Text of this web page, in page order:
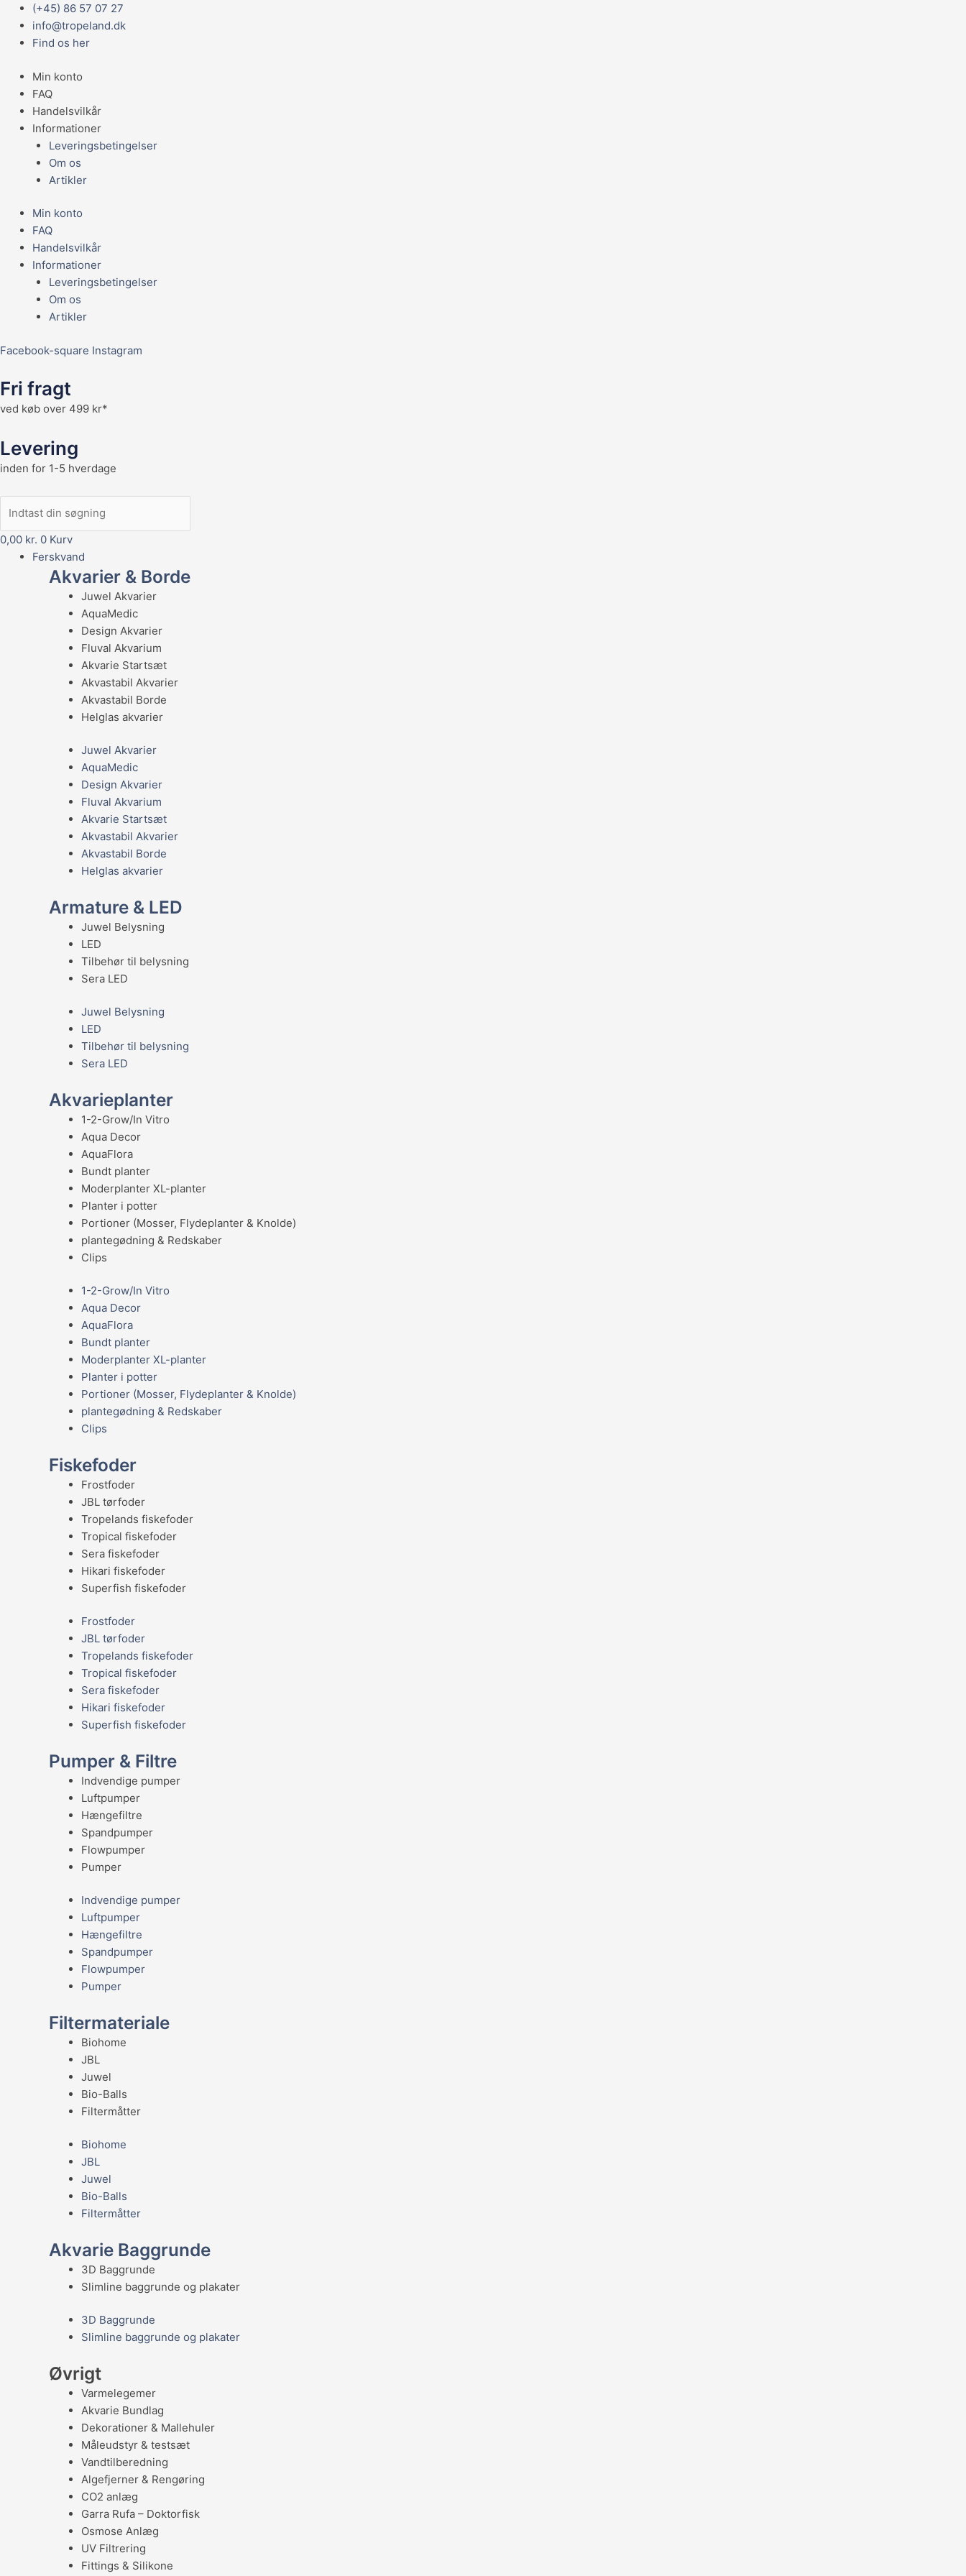
indholdet
(+45) 86 57 07 27
info@tropeland.dk
Find os her
Min konto
FAQ
Handelsvilkår
Informationer
Leveringsbetingelser
Om os
Artikler
Min konto
FAQ
Handelsvilkår
Informationer
Leveringsbetingelser
Om os
Artikler
Facebook-square Instagram
Fri fragt
ved køb over 499 kr*
Levering
inden for 1-5 hverdage
0,00 kr. 0 Kurv
Main
Menu
Ferskvand
Akvarier & Borde
Juwel Akvarier
AquaMedic
Design Akvarier
Fluval Akvarium
Akvarie Startsæt
Akvastabil Akvarier
Akvastabil Borde
Helglas akvarier
Juwel Akvarier
AquaMedic
Design Akvarier
Fluval Akvarium
Akvarie Startsæt
Akvastabil Akvarier
Akvastabil Borde
Helglas akvarier
Armature & LED
Juwel Belysning
LED
Tilbehør til belysning
Sera LED
Juwel Belysning
LED
Tilbehør til belysning
Sera LED
Akvarieplanter
1-2-Grow/In Vitro
Aqua Decor
AquaFlora
Bundt planter
Moderplanter XL-planter
Planter i potter
Portioner (Mosser, Flydeplanter & Knolde)
plantegødning & Redskaber
Clips
1-2-Grow/In Vitro
Aqua Decor
AquaFlora
Bundt planter
Moderplanter XL-planter
Planter i potter
Portioner (Mosser, Flydeplanter & Knolde)
plantegødning & Redskaber
Clips
Fiskefoder
Frostfoder
JBL tørfoder
Tropelands fiskefoder
Tropical fiskefoder
Sera fiskefoder
Hikari fiskefoder
Superfish fiskefoder
Frostfoder
JBL tørfoder
Tropelands fiskefoder
Tropical fiskefoder
Sera fiskefoder
Hikari fiskefoder
Superfish fiskefoder
Pumper & Filtre
Indvendige pumper
Luftpumper
Hængefiltre
Spandpumper
Flowpumper
Pumper
Indvendige pumper
Luftpumper
Hængefiltre
Spandpumper
Flowpumper
Pumper
Filtermateriale
Biohome
JBL
Juwel
Bio-Balls
Filtermåtter
Biohome
JBL
Juwel
Bio-Balls
Filtermåtter
Akvarie Baggrunde
3D Baggrunde
Slimline baggrunde og plakater
3D Baggrunde
Slimline baggrunde og plakater
Øvrigt
Varmelegemer
Akvarie Bundlag
Dekorationer & Mallehuler
Måleudstyr & testsæt
Vandtilberedning
Algefjerner & Rengøring
CO2 anlæg
Garra Rufa – Doktorfisk
Osmose Anlæg
UV Filtrering
Fittings & Silikone
Sort
neon
"hyphessobrycon
antal